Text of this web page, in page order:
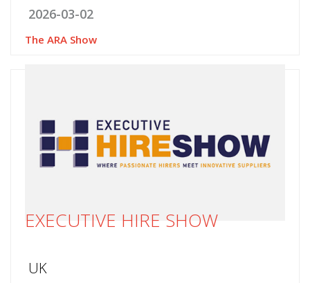
2026-03-02
The ARA Show
EXECUTIVE HIRE SHOW
UK